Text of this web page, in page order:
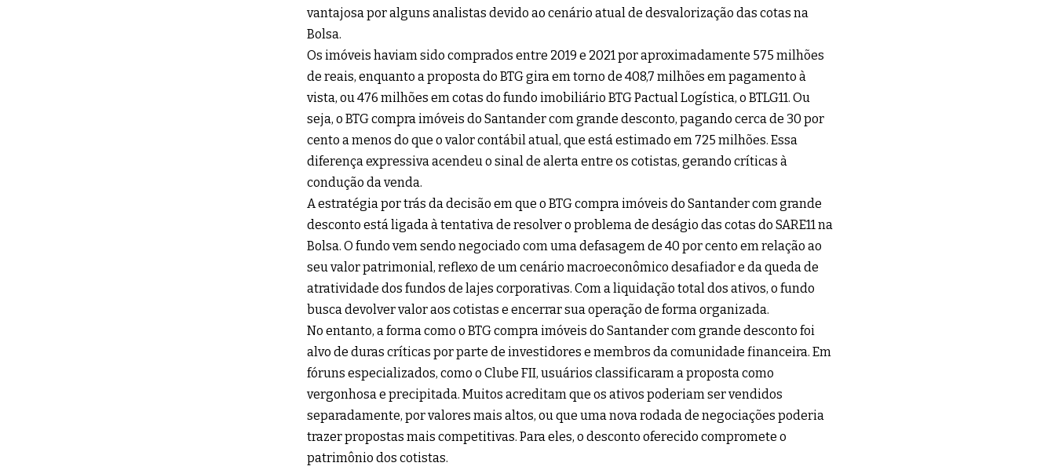
vantajosa por alguns analistas devido ao cenário atual de desvalorização das cotas na
Bolsa.
Os imóveis haviam sido comprados entre 2019 e 2021 por aproximadamente 575 milhões
de reais, enquanto a proposta do BTG gira em torno de 408,7 milhões em pagamento à
vista, ou 476 milhões em cotas do fundo imobiliário BTG Pactual Logística, o BTLG11. Ou
seja, o BTG compra imóveis do Santander com grande desconto, pagando cerca de 30 por
cento a menos do que o valor contábil atual, que está estimado em 725 milhões. Essa
diferença expressiva acendeu o sinal de alerta entre os cotistas, gerando críticas à
condução da venda.
A estratégia por trás da decisão em que o BTG compra imóveis do Santander com grande
desconto está ligada à tentativa de resolver o problema de deságio das cotas do SARE11 na
Bolsa. O fundo vem sendo negociado com uma defasagem de 40 por cento em relação ao
seu valor patrimonial, reflexo de um cenário macroeconômico desafiador e da queda de
atratividade dos fundos de lajes corporativas. Com a liquidação total dos ativos, o fundo
busca devolver valor aos cotistas e encerrar sua operação de forma organizada.
No entanto, a forma como o BTG compra imóveis do Santander com grande desconto foi
alvo de duras críticas por parte de investidores e membros da comunidade financeira. Em
fóruns especializados, como o Clube FII, usuários classificaram a proposta como
vergonhosa e precipitada. Muitos acreditam que os ativos poderiam ser vendidos
separadamente, por valores mais altos, ou que uma nova rodada de negociações poderia
trazer propostas mais competitivas. Para eles, o desconto oferecido compromete o
patrimônio dos cotistas.